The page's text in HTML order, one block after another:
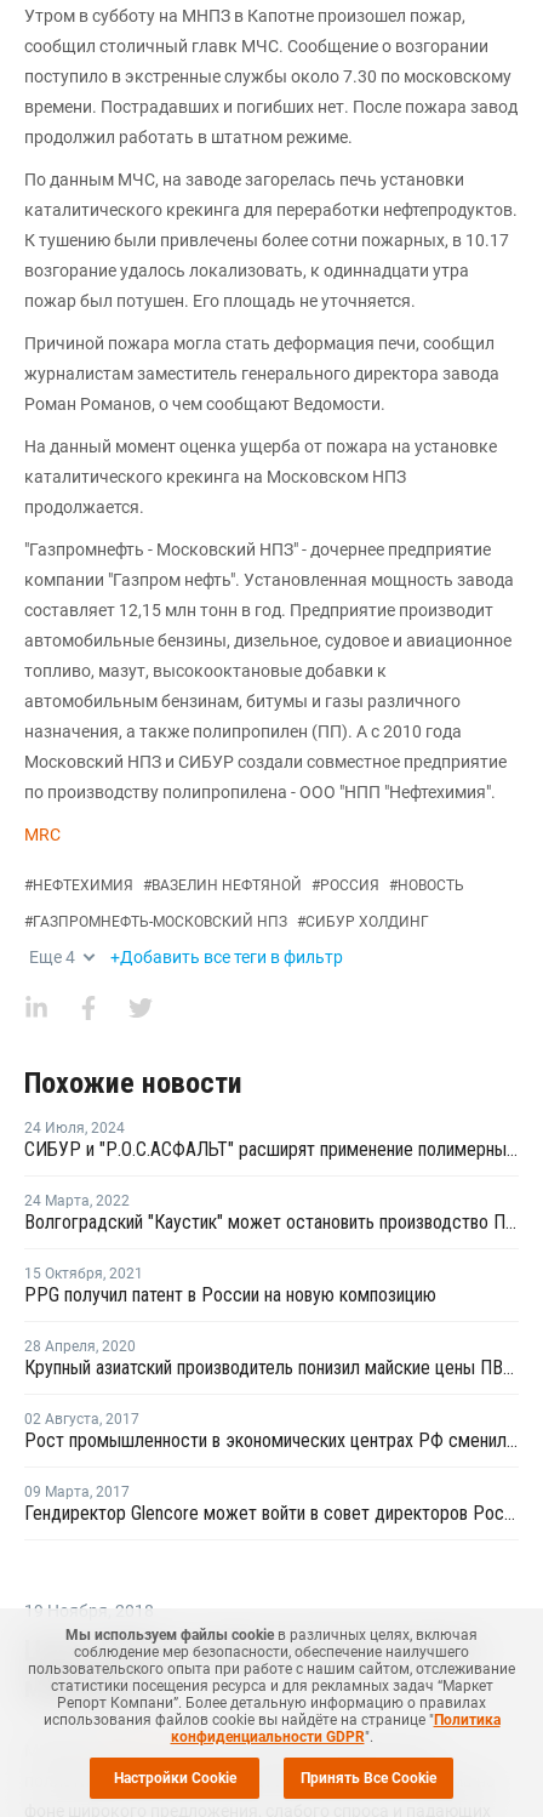
Утром в субботу на МНПЗ в Капотне произошел пожар,
сообщил столичный главк МЧС. Сообщение о возгорании
поступило в экстренные службы около 7.30 по московскому
времени. Пострадавших и погибших нет. После пожара завод
продолжил работать в штатном режиме.
По данным МЧС, на заводе загорелась печь установки
каталитического крекинга для переработки нефтепродуктов.
К тушению были привлечены более сотни пожарных, в 10.17
возгорание удалось локализовать, к одиннадцати утра
пожар был потушен. Его площадь не уточняется.
Причиной пожара могла стать деформация печи, сообщил
журналистам заместитель генерального директора завода
Роман Романов, о чем сообщают Ведомости.
На данный момент оценка ущерба от пожара на установке
каталитического крекинга на Московском НПЗ
продолжается.
"Газпромнефть - Московский НПЗ" - дочернее предприятие
компании "Газпром нефть". Установленная мощность завода
составляет 12,15 млн тонн в год. Предприятие производит
автомобильные бензины, дизельное, судовое и авиационное
топливо, мазут, высокооктановые добавки к
автомобильным бензинам, битумы и газы различного
назначения, а также полипропилен (ПП). А с 2010 года
Московский НПЗ и СИБУР создали совместное предприятие
по производству полипропилена - ООО "НПП "Нефтехимия".
MRC
#НЕФТЕХИМИЯ #ВАЗЕЛИН НЕФТЯНОЙ #РОССИЯ #НОВОСТЬ
#ГАЗПРОМНЕФТЬ-МОСКОВСКИЙ НПЗ #СИБУР ХОЛДИНГ
Еще4 +Добавить все теги в фильтр
Похожие новости
24 Июля, 2024
СИБУР и "Р.О.С.АСФАЛЬТ" расширят применение полимерных материалов в дорожном строительстве
24 Марта, 2022
Волгоградский "Каустик" может остановить производство ПВХ из-за нехватки добавок
15 Октября, 2021
PPG получил патент в России на новую композицию
28 Апреля, 2020
Крупный азиатский производитель понизил майские цены ПВХ для Китая на USD160 за тонну
02 Августа, 2017
Рост промышленности в экономических центрах РФ сменился спадом из-за остановки МНПЗ
09 Марта, 2017
Гендиректор Glencore может войти в совет директоров Роснефти
19 Ноября 2018
Цены ПСВ-С в Азии достигли нового
минимума
Маркет Репорт) -- Цены вспенивающегося
полистирола (ПСВ-С) в Азии достигли нового минимума на
Мы используем файлы cookieв различных целях, включая
соблюдение мер безопасности, обеспечение наилучшего
пользовательского опыта при работе с нашим сайтом, отслеживание
статистики посещения ресурса и для рекламных задач “Маркет
Репорт Компани”. Более детальную информацию о правилах
использования файлов cookie вы найдёте на странице "Политика
конфиденциальности GDPR".
Настройки Cookie Принять Все Cookie